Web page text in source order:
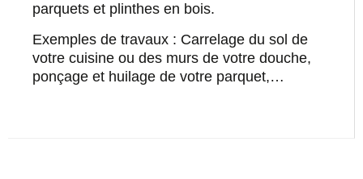
parquets et plinthes en bois.
Exemples de travaux : Carrelage du sol de
votre cuisine ou des murs de votre douche,
ponçage et huilage de votre parquet,…